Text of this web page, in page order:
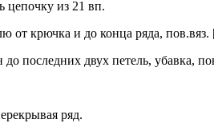
цепочку из 21 вп.
от крючка и до конца ряда, пов.вяз.
последних двух петель, убавка,
ряд.